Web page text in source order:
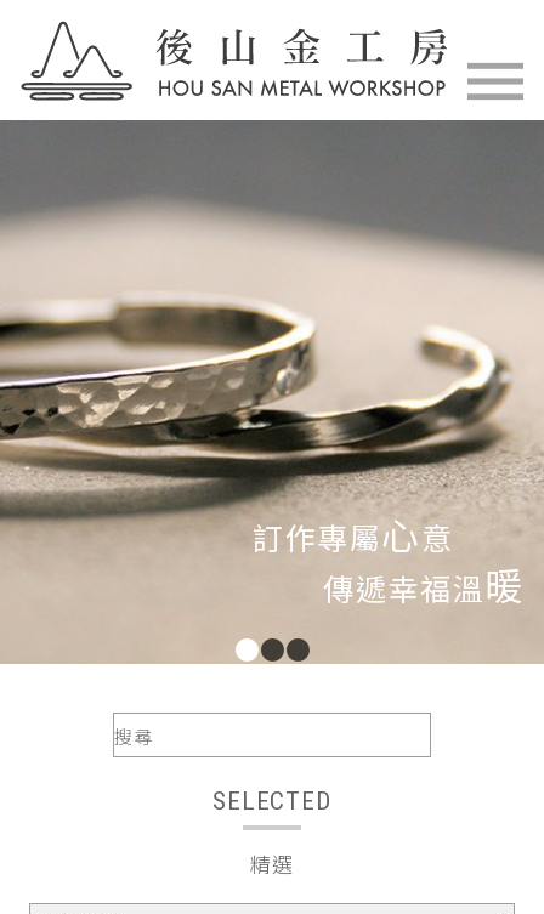
訂作專屬心意
傳遞幸福溫 暖
●●●
SELECTED
精選